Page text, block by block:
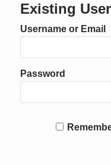
Existing
Username or Email
Password